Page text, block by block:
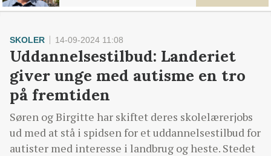
SKOLER 14-09-2024 11:08
Uddannelsestilbud: Landeriet
giver unge med autisme en tro
på fremtiden
Søren og Birgitte har skiftet deres skolelærerjobs
ud med at stå i spidsen for et uddannelsestilbud for
autister med interesse i landbrug og heste. Stedet